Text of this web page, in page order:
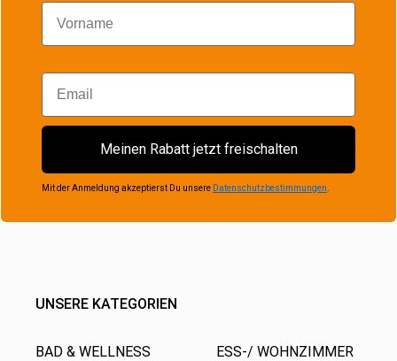
Vorname
Email
Meinen Rabatt jetzt freischalten
Mit der Anmeldung akzeptierst Du unsere Datenschutzbestimmungen
UNSERE KATEGORIEN
BAD & WELLNESS
ESS-/ WOHNZIMMER